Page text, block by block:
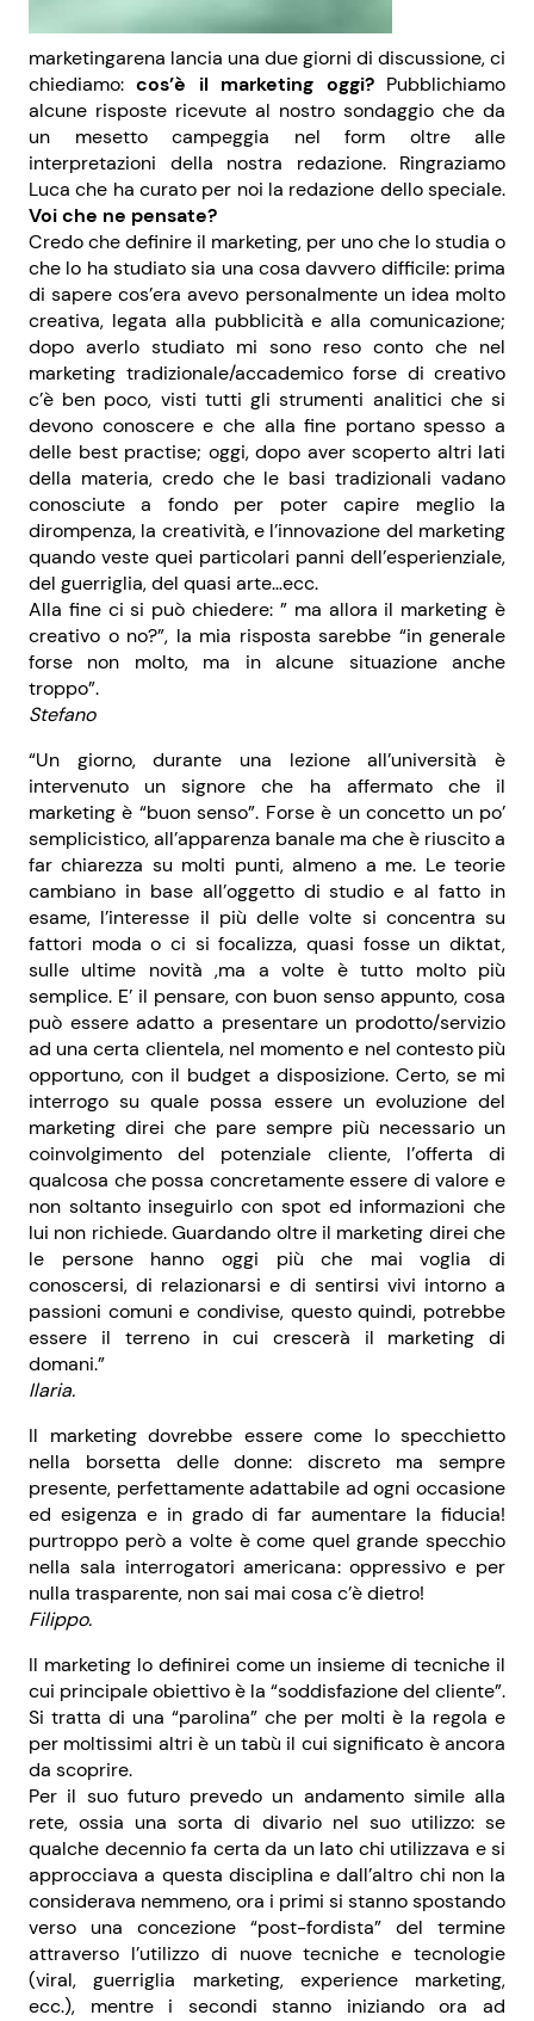
marketingarena lancia una due giorni di discussione, ci
chiediamo:cos’è il marketing oggi?Pubblichiamo
alcune risposte ricevute al nostro sondaggio che da
un mesetto campeggia nel form oltre alle
interpretazioni della nostra redazione. Ringraziamo
Luca che ha curato per noi la redazione dello speciale.
Voi che ne pensate?
Credo che definire il marketing, per uno che lo studia o
che lo ha studiato sia una cosa davvero difficile: prima
di sapere cos’era avevo personalmente un idea molto
creativa, legata alla pubblicità e alla comunicazione;
dopo averlo studiato mi sono reso conto che nel
marketing tradizionale/accademico forse di creativo
c’è ben poco, visti tutti gli strumenti analitici che si
devono conoscere e che alla fine portano spesso a
delle best practise; oggi, dopo aver scoperto altri lati
della materia, credo che le basi tradizionali vadano
conosciute a fondo per poter capire meglio la
dirompenza, la creatività, e l’innovazione del marketing
quando veste quei particolari panni dell’esperienziale,
del guerriglia, del quasi arte…ecc.
Alla fine ci si può chiedere: ” ma allora il marketing è
creativo o no?”, la mia risposta sarebbe “in generale
forse non molto, ma in alcune situazione anche
troppo”.
Stefano
“Un giorno, durante una lezione all’università è
intervenuto un signore che ha affermato che il
marketing è “buon senso”. Forse è un concetto un po’
semplicistico, all’apparenza banale ma che è riuscito a
far chiarezza su molti punti, almeno a me. Le teorie
cambiano in base all’oggetto di studio e al fatto in
esame, l’interesse il più delle volte si concentra su
fattori moda o ci si focalizza, quasi fosse un diktat,
sulle ultime novità ,ma a volte è tutto molto più
semplice. E’ il pensare, con buon senso appunto, cosa
può essere adatto a presentare un prodotto/servizio
ad una certa clientela, nel momento e nel contesto più
opportuno, con il budget a disposizione. Certo, se mi
interrogo su quale possa essere un evoluzione del
marketing direi che pare sempre più necessario un
coinvolgimento del potenziale cliente, l’offerta di
qualcosa che possa concretamente essere di valore e
non soltanto inseguirlo con spot ed informazioni che
lui non richiede. Guardando oltre il marketing direi che
le persone hanno oggi più che mai voglia di
conoscersi, di relazionarsi e di sentirsi vivi intorno a
passioni comuni e condivise, questo quindi, potrebbe
essere il terreno in cui crescerà il marketing di
domani.”
Ilaria.
Il marketing dovrebbe essere come lo specchietto
nella borsetta delle donne: discreto ma sempre
presente, perfettamente adattabile ad ogni occasione
ed esigenza e in grado di far aumentare la fiducia!
purtroppo però a volte è come quel grande specchio
nella sala interrogatori americana: oppressivo e per
nulla trasparente, non sai mai cosa c’è dietro!
Filippo.
Il marketing lo definirei come un insieme di tecniche il
cui principale obiettivo è la “soddisfazione del cliente”.
Si tratta di una “parolina” che per molti è la regola e
per moltissimi altri è un tabù il cui significato è ancora
da scoprire.
Per il suo futuro prevedo un andamento simile alla
rete, ossia una sorta di divario nel suo utilizzo: se
qualche decennio fa certa da un lato chi utilizzava e si
approcciava a questa disciplina e dall’altro chi non la
considerava nemmeno, ora i primi si stanno spostando
verso una concezione “post-fordista” del termine
attraverso l’utilizzo di nuove tecniche e tecnologie
(viral, guerriglia marketing, experience marketing,
ecc.), mentre i secondi stanno iniziando ora ad